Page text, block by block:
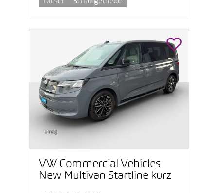
Diesel Schaltgetriebe
VW Commercial Vehicles
New Multivan Startline kurz